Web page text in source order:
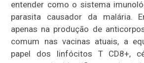
entender como o sistema
parasita causador da malária.
apenas na produção de
comum nas vacinas atuais, a
papel dos linfócitos T CD8+,